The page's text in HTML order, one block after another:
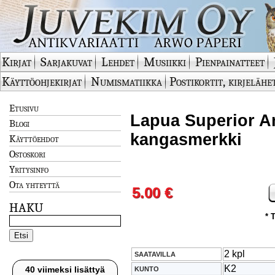
Kirjat Sarjakuvat Lehdet Musiikki Pienpainatteet
Käyttöohjekirjat
Numismatiikka Postikortit,
Etusivu
Blogi
Käyttöehdot
Ostoskori
Yritysinfo
Ota yhteyttä
HAKU
40 viimeksi lisättyä
Lapua Superior
kangasmerkki
5.00 €
*
SAATAVILLA 2 kpl
KUNTO
K2